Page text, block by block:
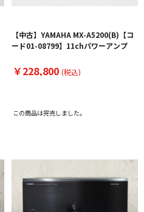
【中古】YAMAHA MX-A5200(B)【コ
ード01-08799】11chパワーアンプ
￥228,800 (税込)
この商品は完売しました。